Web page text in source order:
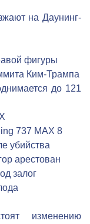
на Даунинг-
фигуры
Ким-Трампа
до 121
737 MAX 8
убийства
арестован
залог
изменению